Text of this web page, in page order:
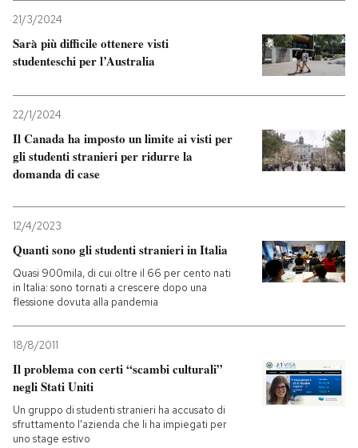
21/3/2024
Sarà più difficile ottenere visti
studenteschi per l’Australia
22/1/2024
Il Canada ha imposto un limite ai visti per
gli studenti stranieri per ridurre la
domanda di case
12/4/2023
Quanti sono gli studenti stranieri in Italia
Quasi 900mila, di cui oltre il 66 per cento nati
in Italia: sono tornati a crescere dopo una
flessione dovuta alla pandemia
18/8/2011
Il problema con certi “scambi culturali”
negli Stati Uniti
Un gruppo di studenti stranieri ha accusato di
sfruttamento l'azienda che li ha impiegati per
uno stage estivo